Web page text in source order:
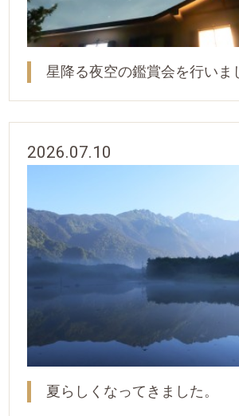
星降る夜空の鑑賞会を行いま
2026.07.10
夏らしくなってきました。